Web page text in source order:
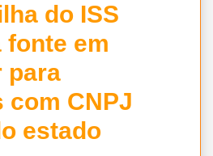
do ISS
fonte em
para
com CNPJ
estado